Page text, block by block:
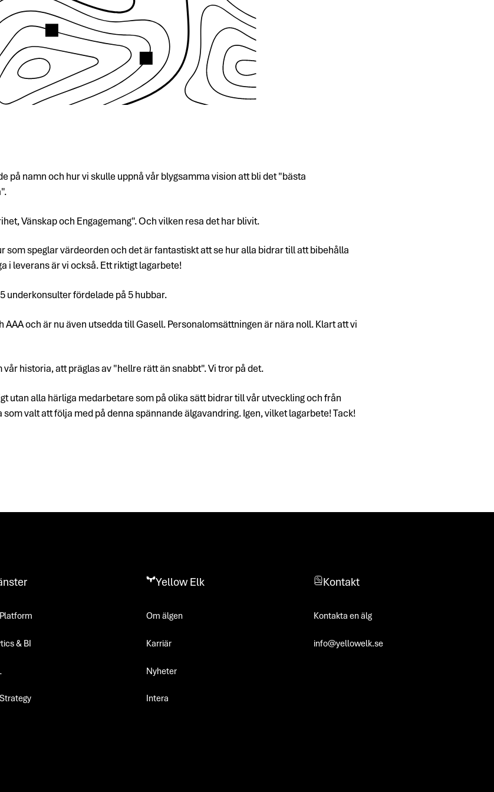
på namn och hur vi skulle uppnå vår blygsamma vision att bli det "bästa
Vänskap och Engagemang". Och vilken resa det har blivit.
som speglar värdeorden och det är fantastiskt att se hur alla bidrar till att bibehålla
i leverans är vi också. Ett riktigt lagarbete!
underkonsulter fördelade på 5 hubbar.
och är nu även utsedda till Gasell. Personalomsättningen är nära noll. Klart att vi
historia, att präglas av "hellre rätt än snabbt". Vi tror på det.
utan alla härliga medarbetare som på olika sätt bidrar till vår utveckling och från
valt att följa med på denna spännande älgavandring. Igen, vilket lagarbete! Tack!
& BI
Yellow Elk
Om älgen
Karriär
Nyheter
Intera
Kontakt
Kontakta en älg
info@yellowelk.se